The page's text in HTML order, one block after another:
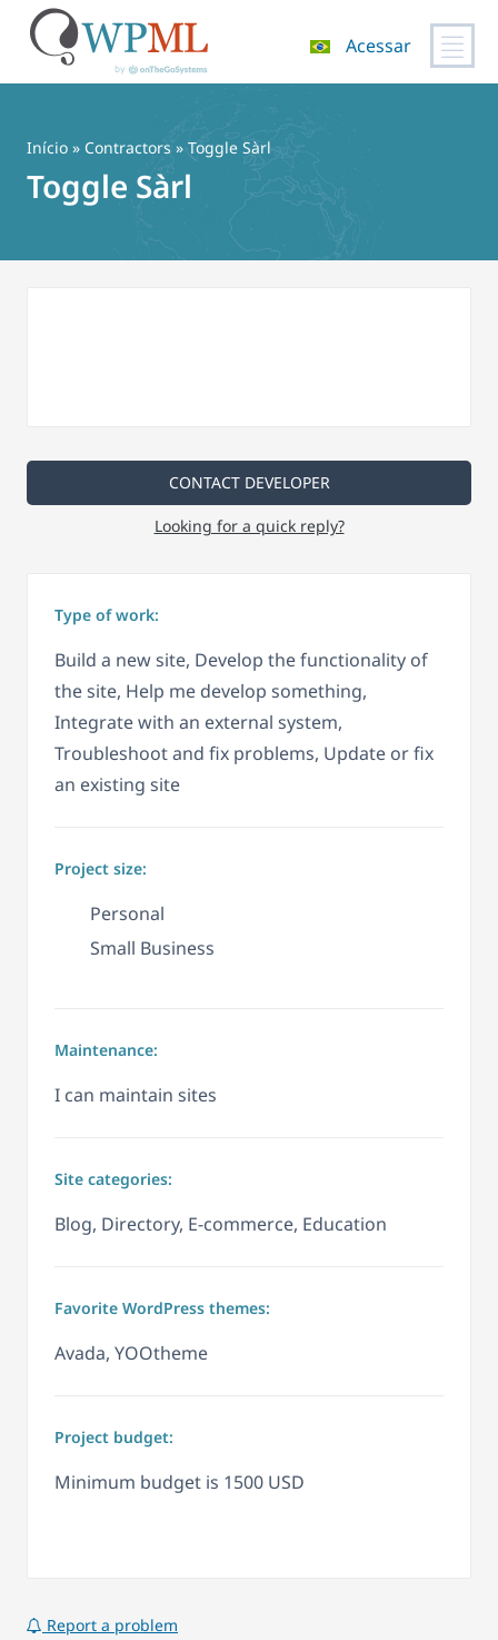
Acessar
Início » Contractors » Toggle Sàrl
Toggle Sàrl
CONTACT DEVELOPER
Looking for a quick reply?
Type of work:
Build a new site, Develop the functionality of
the site, Help me develop something,
Integrate with an external system,
Troubleshoot and fix problems, Update or fix
an existing site
Project size:
Personal
Small Business
Maintenance:
I can maintain sites
Site categories:
Blog, Directory, E-commerce, Education
Favorite WordPress themes:
Avada, YOOtheme
Project budget:
Minimum budget is 1500 USD
Report a problem